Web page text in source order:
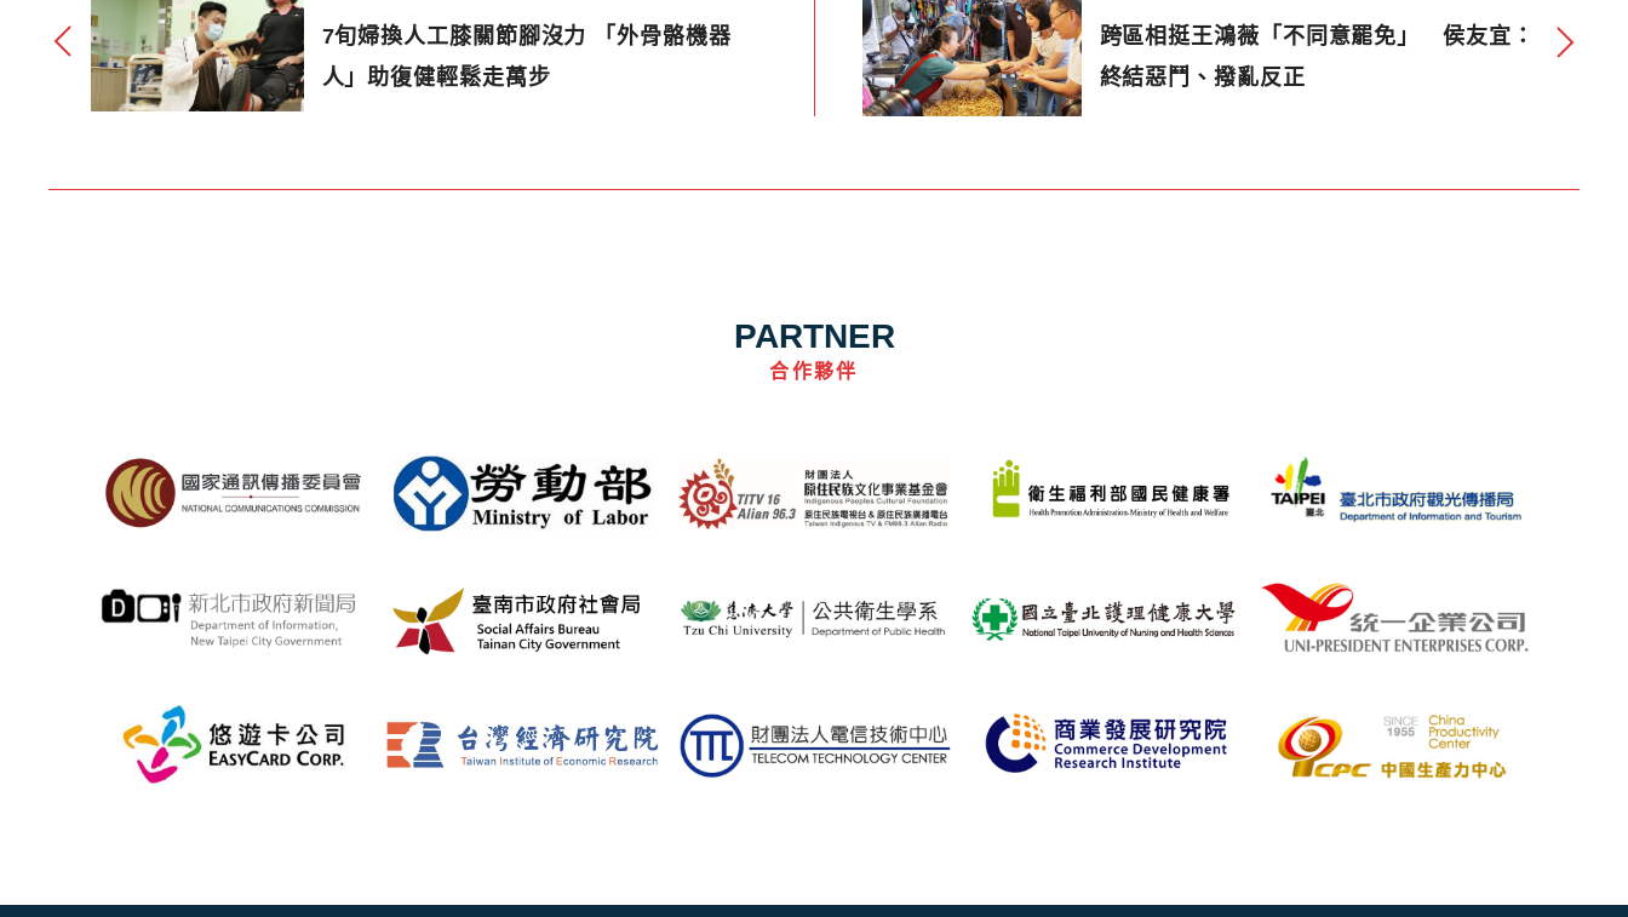
7旬婦換人工膝關節腳沒力 「外骨骼機器
人」助復健輕鬆走萬步
跨區相挺王鴻薇「不同意罷免」 侯友宜：
終結惡鬥、撥亂反正
PARTNER
合作夥伴